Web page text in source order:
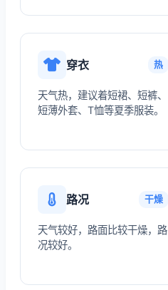
穿衣 热
天气热，建议着短裙、短裤、
短薄外套、T恤等夏季服装。
路况 干燥
天气较好，路面比较干燥，路
况较好。